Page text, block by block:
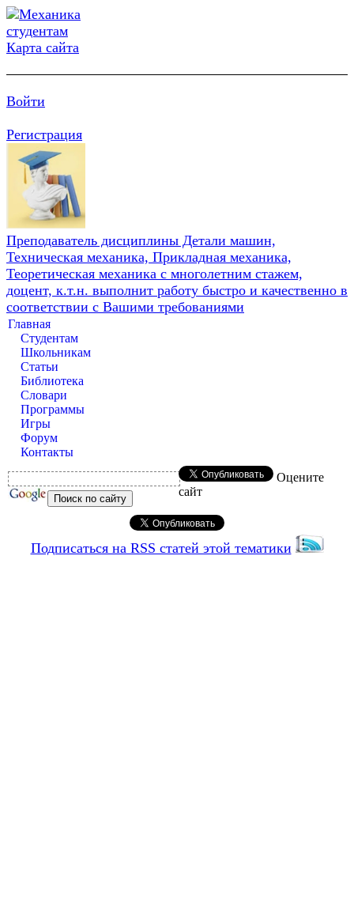
Карта сайта
Войти
Регистрация
Преподаватель дисциплины Детали машин,
Техническая механика, Прикладная механика,
Теоретическая механика с многолетним стажем,
доцент, к.т.н. выполнит работу быстро и качественно в
соответствии с Вашими требованиями
Главная
Студентам
Школьникам
Статьи
Библиотека
Словари
Программы
Игры
Форум
Контакты
Оцените
сайт
Подписаться на RSS статей этой тематики